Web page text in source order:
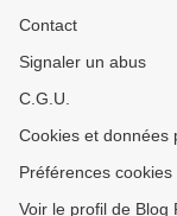
Contact
Signaler un abus
C.G.U.
Cookies et données
Préférences cookies
Voir le profil de Blog